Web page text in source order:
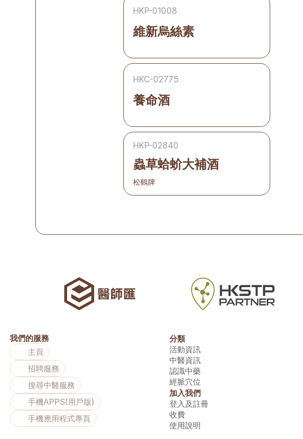
HKP-01008
維新烏絲素
HKC-02775
養命酒
HKP-02840
蟲草蛤蚧大補酒
松鶴牌
我們的服務
主頁
招聘服務
搜尋中醫服務
手機APPS(用戶版)
手機應用程式專頁
分類
活動資訊
中醫資訊
認識中藥
經脈穴位
加入我們
登入及註冊
收費
使用說明